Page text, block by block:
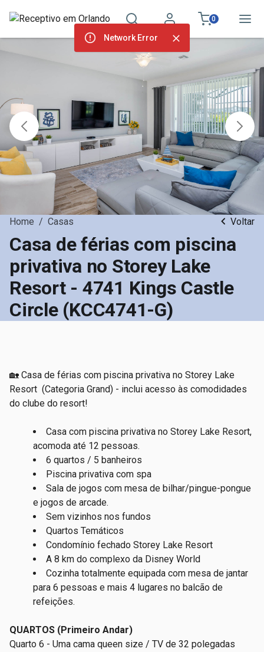
0
Home / Casas Voltar
Casa de férias com piscina
privativa no Storey Lake
Resort - 4741 Kings Castle
Circle (KCC4741-G)
🏡 Casa de férias com piscina privativa no Storey Lake
Resort (Categoria Grand) - inclui acesso às comodidades
do clube do resort!
Casa com piscina privativa no Storey Lake Resort,
acomoda até 12 pessoas.
6 quartos / 5 banheiros
Piscina privativa com spa
Sala de jogos com mesa de bilhar/pingue-pongue
e jogos de arcade.
Sem vizinhos nos fundos
Quartos Temáticos
Condomínio fechado Storey Lake Resort
A 8 km do complexo da Disney World
Cozinha totalmente equipada com mesa de jantar
para 6 pessoas e mais 4 lugares no balcão de
refeições.
QUARTOS (Primeiro Andar)
Quarto 6 - Uma cama queen size / TV de 32 polegadas
Network Error